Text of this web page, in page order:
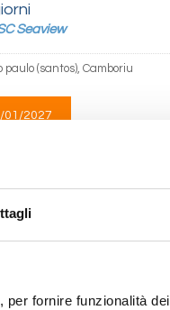
fornire funzionalità
Seaview
(santos), Camboriu
01/2027
Paranagua, Itajai,